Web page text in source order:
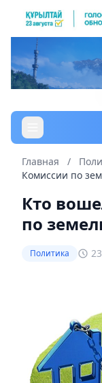
Главная /
Комиссии по
Кто
по
Политика